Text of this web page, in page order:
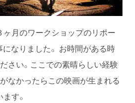
月のワークショップのリポー
になりました。 お時間がある時
さい。ここでの素晴らしい経験
なかったらこの映画が生まれる
す。